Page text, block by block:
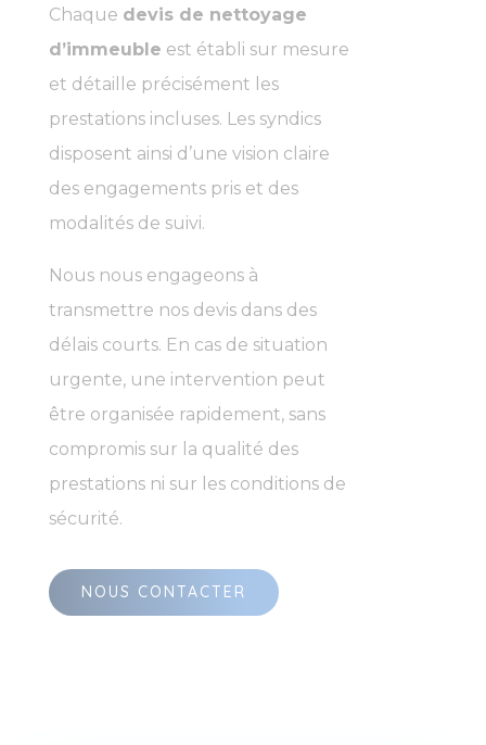
Chaque devis de nettoyage
d’immeuble est établi sur mesure
et détaille précisément les
prestations incluses. Les syndics
disposent ainsi d’une vision claire
des engagements pris et des
modalités de suivi.
Nous nous engageons à
transmettre nos devis dans des
délais courts. En cas de situation
urgente, une intervention peut
être organisée rapidement, sans
compromis sur la qualité des
prestations ni sur les conditions de
sécurité.
NOUS CONTACTER